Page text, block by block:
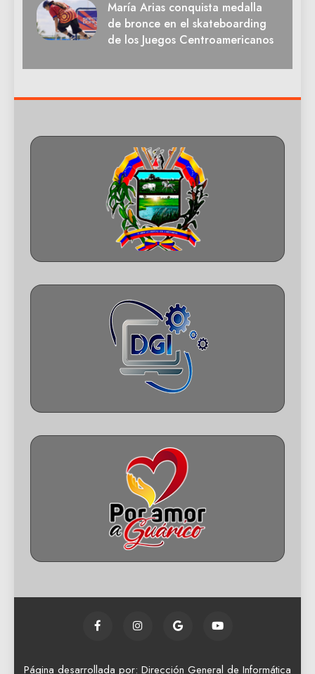
María Arias conquista medalla
de bronce en el skateboarding
de los Juegos Centroamericanos
Página desarrollada por: Dirección General de Informática